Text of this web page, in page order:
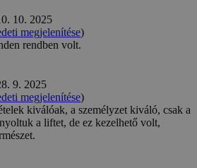
10. 2025
megjelenítése)
rendben volt.
9. 2025
megjelenítése)
kiválóak, a személyzet kiváló, csak a
a liftet, de ez kezelhető volt,